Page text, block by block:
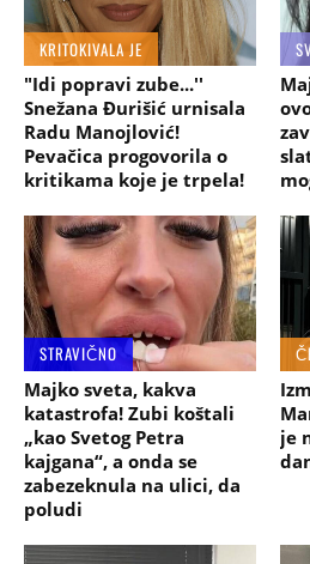
KRITOKIVALA JE
"Idi popravi zube...''
Snežana Đurišić urnisala
Radu Manojlović!
Pevačica progovorila o
kritikama koje je trpela!
STRAVIČNO
Majko sveta, kakva
katastrofa! Zubi koštali
„kao Svetog Petra
kajgana“, a onda se
zabezeknula na ulici, da
poludi
je